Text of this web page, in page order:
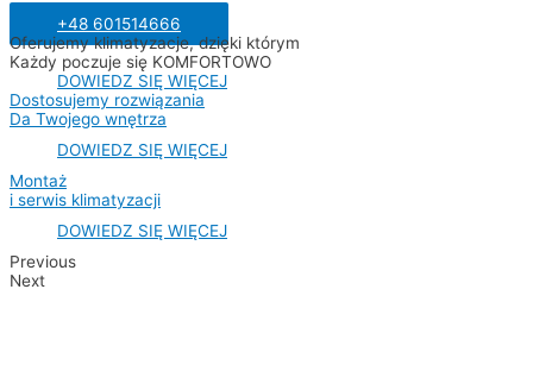
+48 601514666
Oferujemy klimatyzacje, dzięki którym
Każdy poczuje się KOMFORTOWO
DOWIEDZ SIĘ WIĘCEJ
Dostosujemy rozwiązania
Da Twojego wnętrza
DOWIEDZ SIĘ WIĘCEJ
Montaż
i serwis klimatyzacji
DOWIEDZ SIĘ WIĘCEJ
Previous
Next